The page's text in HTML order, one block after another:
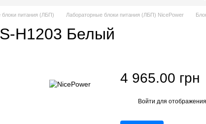
блоки питания (ЛБП) Лабораторные блоки питания (ЛБП) NicePower
H1203 Белый
4 965.00 грн
Войти для